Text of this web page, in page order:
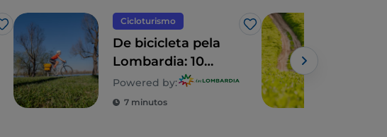
Gosto
Cicloturismo
Gosto
De bicicleta pela
Lombardia: 10
itinerários em
família
Powered by:
7 minutos